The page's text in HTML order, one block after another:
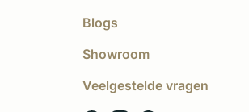
Blogs
Showroom
Veelgestelde vragen